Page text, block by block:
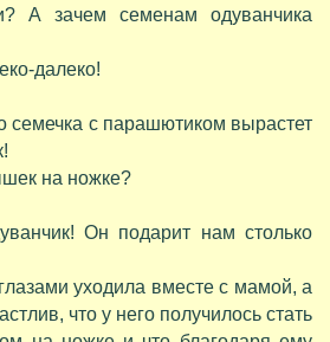
А зачем семенам одуванчика
далеко!
семечка с парашютиком вырастет
на ножке?
Он подарит нам столько
уходила вместе с мамой, а
что у него получилось стать